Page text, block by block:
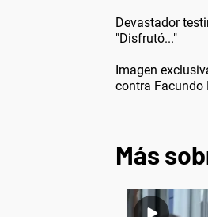
Devastador
"Disfrutó..."
Imagen
contra Facundo
Más